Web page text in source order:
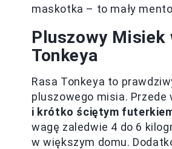
maskotka – to mały
Pluszowy Misiek
Tonkeya
Rasa Tonkeya to
pluszowego misia.
i krótko ściętym
wagę zaledwie 4 do 6
w większym domu.